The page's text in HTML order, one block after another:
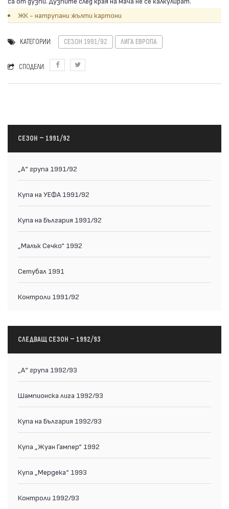
ЖК - натрупани жълти картони
КАТЕГОРИИ: СЕЗОН 1991/92 ЛИГА ЕВРОПА
СПОДЕЛИ:
СЕЗОН — 1991/92
„А“ група 1991/92
Купа на УЕФА 1991/92
Купа на България 1991/92
„Малък Сечко“ 1992
Сетубал 1991
Контроли 1991/92
СЛЕДВАЩ СЕЗОН — 1992/93
„А“ група 1992/93
Шампионска лига 1992/93
Купа на България 1992/93
Купа „Жуан Гампер“ 1992
Купа „Мердека“ 1993
Контроли 1992/93